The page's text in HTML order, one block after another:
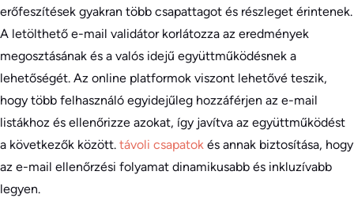
erőfeszítések gyakran több csapattagot és részleget érintenek.
A letölthető e-mail validátor korlátozza az eredmények
megosztásának és a valós idejű együttműködésnek a
lehetőségét. Az online platformok viszont lehetővé teszik,
hogy több felhasználó egyidejűleg hozzáférjen az e-mail
listákhoz és ellenőrizze azokat, így javítva az együttműködést
a következők között. távoli csapatok és annak biztosítása, hogy
az e-mail ellenőrzési folyamat dinamikusabb és inkluzívabb
legyen.